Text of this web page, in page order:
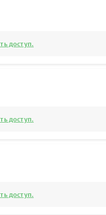
доступ.
доступ.
доступ.